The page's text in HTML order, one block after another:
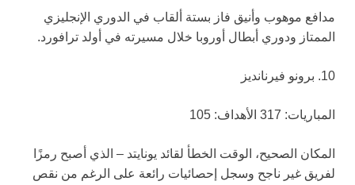
مدافع موهوب وأنيق فاز بستة ألقاب في الدوري الإنجليزي
الممتاز ودوري أبطال أوروبا خلال مسيرته في أولد ترافورد.
10. برونو فيرنانديز
المباريات: 317 الأهداف: 105
المكان الصحيح، الوقت الخطأ لقائد يونايتد – الذي أصبح رمزًا
لفريق غير ناجح وسجل إحصائيات رائعة على الرغم من نقص